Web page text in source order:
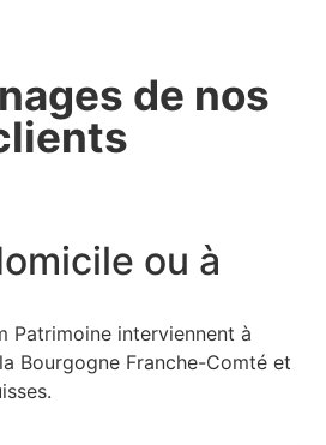
de nos
ou à
Patrimoine interviennent à
Bourgogne Franche-Comté et